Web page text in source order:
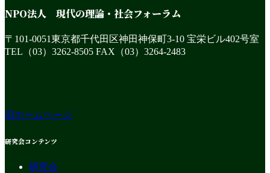
NPO法人 現代の理論・社会フォーラム
〒101-0051東京都千代田区神田神保町3-10 宝栄ビル402号室
TEL（03）3262-8505 FAX（03）3264-2483
旧ホームページ
研究会コンテンツ
研究会